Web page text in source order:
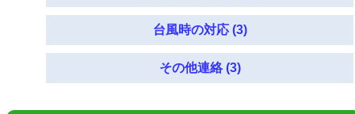
台風時の対応 (3)
その他連絡 (3)